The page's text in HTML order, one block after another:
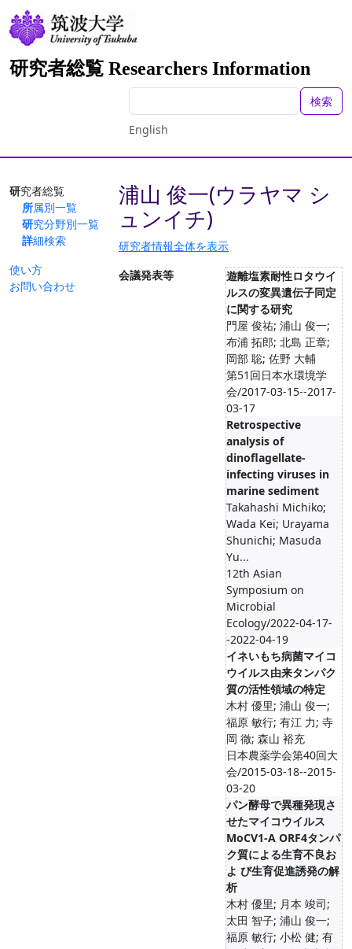
研究者総覧 Researchers Information
検索
English
研究者総覧
所属別一覧
研究分野別一覧
詳細検索
使い方
お問い合わせ
浦山 俊一(ウラヤマ シ
ュンイチ)
研究者情報全体を表示
会議発表等
遊離塩素耐性ロタウイ
ルスの変異遺伝子同定
に関する研究
門屋 俊祐; 浦山 俊一;
布浦 拓郎; 北島 正章;
岡部 聡; 佐野 大輔
第51回日本水環境学
会/2017-03-15--2017-
03-17
Retrospective
analysis of
dinoflagellate-
infecting viruses in
marine sediment
Takahashi Michiko;
Wada Kei; Urayama
Shunichi; Masuda
Yu...
12th Asian
Symposium on
Microbial
Ecology/2022-04-17-
-2022-04-19
イネいもち病菌マイコ
ウイルス由来タンパク
質の活性領域の特定
木村 優里; 浦山 俊一;
福原 敏行; 有江 力; 寺
岡 徹; 森山 裕充
日本農薬学会第40回大
会/2015-03-18--2015-
03-20
パン酵母で異種発現さ
せたマイコウイルス
MoCV1-A ORF4タンパ
ク質による生育不良お
よ び生育促進誘発の解
析
木村 優里; 月本 竣司;
太田 智子; 浦山 俊一;
福原 敏行; 小松 健; 有